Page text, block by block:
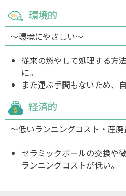
環境的
〜環境にやさしい〜
従来の燃やして処理する方
に。
また運ぶ手間もないため、
経済的
〜低いランニングコスト・産
セラミックボールの交換や
ランニングコストが低い。